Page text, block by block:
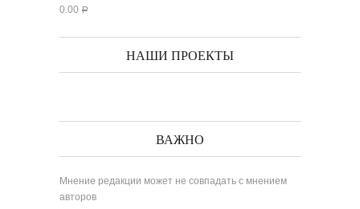
0.00 Р
НАШИ ПРОЕКТЫ
ВАЖНО
Мнение редакции может не совпадать с мнением
авторов